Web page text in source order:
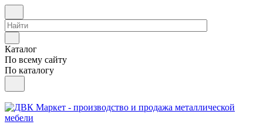
Каталог
По всему сайту
По каталогу